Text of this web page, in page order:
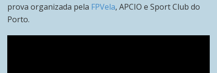
prova organizada pela FPVela, APCIO e Sport Club do
Porto.